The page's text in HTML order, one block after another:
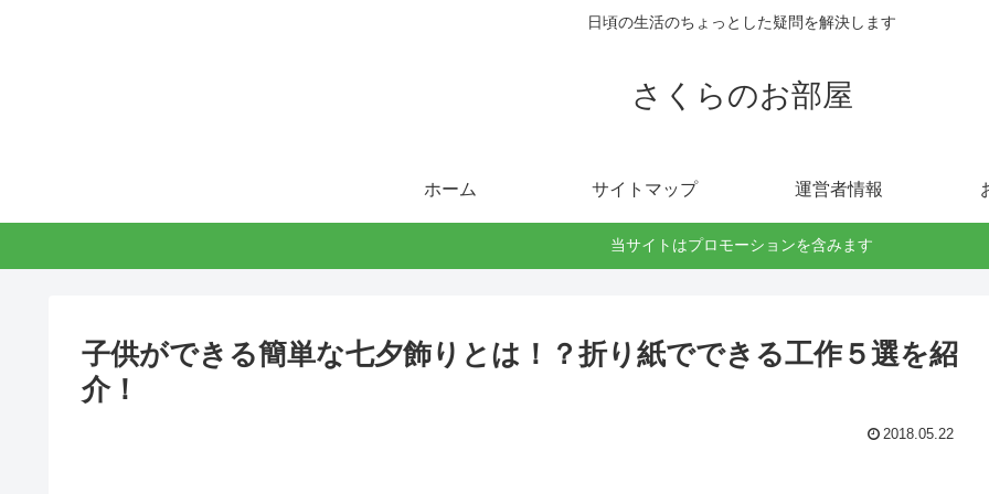
日頃の生活のちょっとした疑問を解決します
さくらのお部屋
ホーム サイトマップ 運営者情報
当サイトはプロモーションを含みます
子供ができる簡単な七夕飾りとは！？折り紙でできる工作５選を紹
介！
2018.05.22